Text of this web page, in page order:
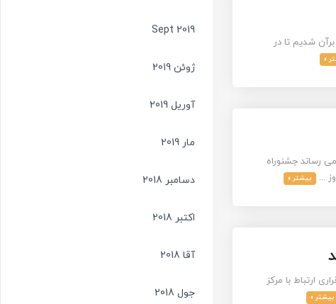
Sept 2019
ژوئن 2019
آوریل 2019
مار 2019
دسامبر 2018
اکتبر 2018
آقا 2018
جول 2018
شدیم تا در
»
رساند جشنوراه
بیشتر »
ارتباط با مرکز
بیشتر »